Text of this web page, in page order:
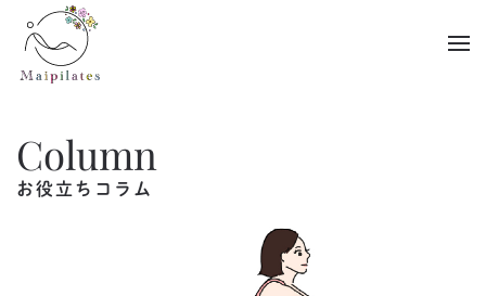
Skip to main content
Column
お役立ちコラム